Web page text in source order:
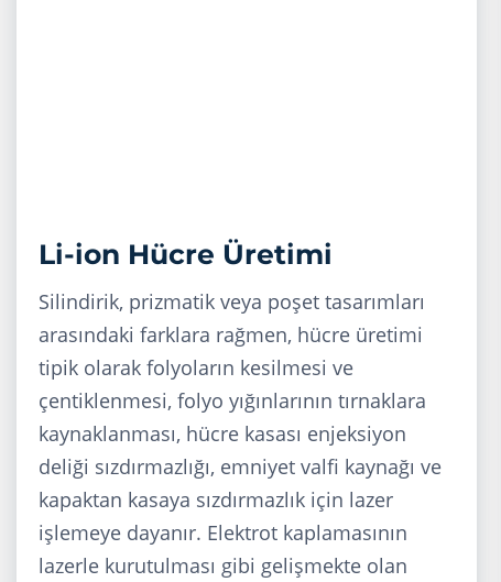
Li-ion Hücre Üretimi
Silindirik, prizmatik veya poşet tasarımları
arasındaki farklara rağmen, hücre üretimi
tipik olarak folyoların kesilmesi ve
çentiklenmesi, folyo yığınlarının tırnaklara
kaynaklanması, hücre kasası enjeksiyon
deliği sızdırmazlığı, emniyet valfi kaynağı ve
kapaktan kasaya sızdırmazlık için lazer
işlemeye dayanır. Elektrot kaplamasının
lazerle kurutulması gibi gelişmekte olan